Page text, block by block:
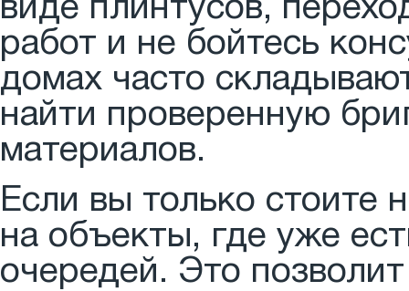
виде плинтусов,
работ и не бойтесь
домах часто
найти проверенную
материалов.
Если вы только стоите
на объекты, где уже
очередей. Это